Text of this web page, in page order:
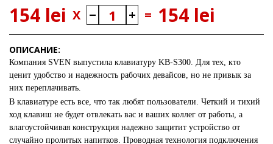
154 lei X = 154 lei
ОПИСАНИЕ:
Компания SVEN выпустила клавиатуру KB-S300. Для тех, кто
ценит удобство и надежность рабочих девайсов, но не привык за
них переплачивать.
В клавиатуре есть все, что так любят пользователи. Четкий и тихий
ход клавиш не будет отвлекать вас и ваших коллег от работы, а
влагоустойчивая конструкция надежно защитит устройство от
случайно пролитых напитков. Проводная технология подключения